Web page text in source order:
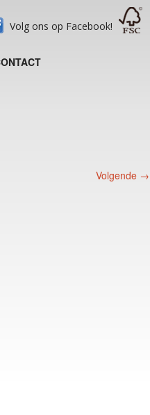
Volg ons op Facebook!
Volgende →